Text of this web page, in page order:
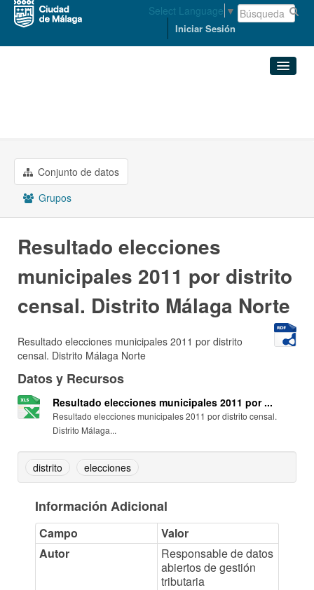
Select Language ▼
Iniciar Sesión
Grupos
Acerca de
Conjunto de datos
Grupos
Resultado elecciones
municipales 2011 por distrito
censal. Distrito Málaga Norte
Resultado elecciones municipales 2011 por distrito
censal. Distrito Málaga Norte
Datos y Recursos
Resultado elecciones municipales 2011 por ...
Resultado elecciones municipales 2011 por distrito censal.
Distrito Málaga...
distrito elecciones
Información Adicional
Campo
Valor
Autor
Responsable de datos
abiertos de gestión
tributaria